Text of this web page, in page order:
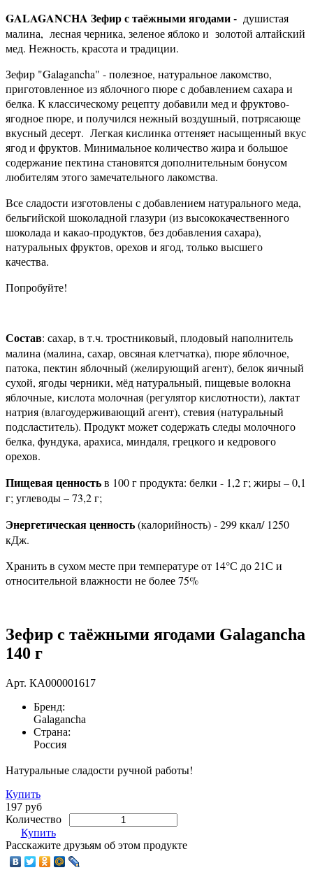
GALAGANCHA Зефир с таёжными ягодами - душистая
малина, лесная черника, зеленое яблоко и золотой алтайский
мед. Нежность, красота и традиции.
Зефир "Galagancha" - полезное, натуральное лакомство,
приготовленное из яблочного пюре с добавлением сахара и
белка. К классическому рецепту добавили мед и фруктово-
ягодное пюре, и получился нежный воздушный, потрясающе
вкусный десерт. Легкая кислинка оттеняет насыщенный вкус
ягод и фруктов. Минимальное количество жира и большое
содержание пектина становятся дополнительным бонусом
любителям этого замечательного лакомства.
Все сладости изготовлены с добавлением натурального меда,
бельгийской шоколадной глазури (из высококачественного
шоколада и какао-продуктов, без добавления сахара),
натуральных фруктов, орехов и ягод, только высшего
качества.
Попробуйте!
Состав: сахар, в т.ч. тростниковый, плодовый наполнитель
малина (малина, сахар, овсяная клетчатка), пюре яблочное,
патока, пектин яблочный (желирующий агент), белок яичный
сухой, ягоды черники, мёд натуральный, пищевые волокна
яблочные, кислота молочная (регулятор кислотности), лактат
натрия (влагоудерживающий агент), стевия (натуральный
подсластитель). Продукт может содержать следы молочного
белка, фундука, арахиса, миндаля, грецкого и кедрового
орехов.
Пищевая ценностьв 100 г продукта: белки - 1,2 г; жиры – 0,1
г; углеводы – 73,2 г;
Энергетическая ценность(калорийность) - 299 ккал/ 1250
кДж.
Хранить в сухом месте при температуре от 14°С до 21С и
относительной влажности не более 75%
Зефир с таёжными ягодами Galagancha
140 г
Арт. КА000001617
Бренд:
Galagancha
Страна:
Россия
Натуральные сладости ручной работы!
Купить
197 руб
Количество
Купить
Расскажите друзьям об этом продукте